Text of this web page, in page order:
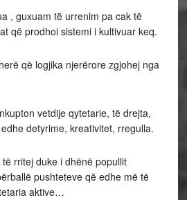
, guxuam të urrenim pa cak të
që prodhoi sistemi i kultivuar keq.
që logjika njerërore zgjohej nga
vetdije qytetarie, të drejta,
detyrime, kreativitet, rregulla.
rritej duke i dhënë popullit
pushteteve që edhe më të
aktive…